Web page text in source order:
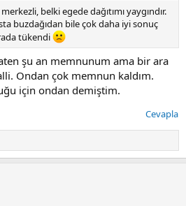
belki egede dağıtımı yaygındır.
buzdağıdan bile çok daha iyi sonuç
tükendi
şu an memnunum ama bir ara
Ondan çok memnun kaldım.
için ondan demiştim.
Cevapla